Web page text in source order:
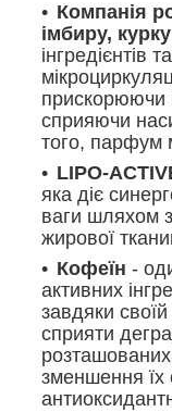
Компанія
імбиру,
інгредієнтів
прискорюючи
сприяючи
того, парфум
LIPO-
яка діє
ваги шляхом
жирової
Кофеїн -
активних
завдяки своїй
сприяти
зменшення їх